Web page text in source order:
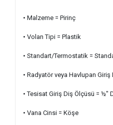
• Malzeme = Pirinç
• Volan Tipi = Plastik
• Standart/Termostatik =
• Radyatör veya Havlupan
• Tesisat Giriş Diş Ölçüsü = ½"
• Vana Cinsi = Köşe